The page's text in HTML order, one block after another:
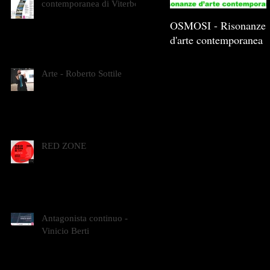
contemporanea di Viterbo
Arte - Roberto Sottile
RED ZONE
Antagonista continuo -
Vinicio Berti
OSMOSI - Risonanze
d'arte contemporanea